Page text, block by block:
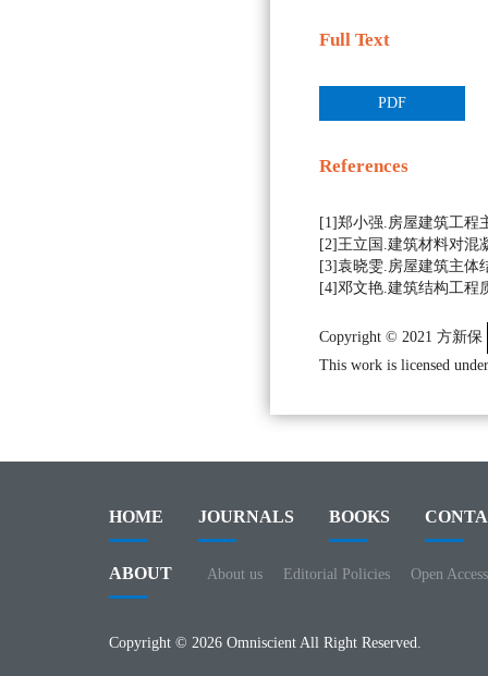
Full Text
PDF
References
[1]郑小强.房屋建筑工程
[2]王立国.建筑材料对混
[3]袁晓雯.房屋建筑主体
[4]邓文艳.建筑结构工程
Copyright © 2021 方新保
This work is licensed
HOME JOURNALS BOOKS
ABOUT About us Editorial Policies Open
Copyright © 2026 Omniscient All Right Reserved.